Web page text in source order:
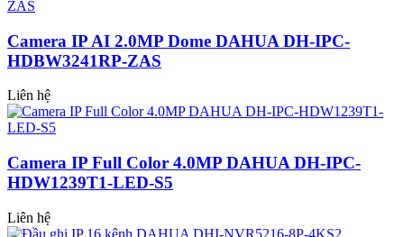
Camera IP AI 2.0MP Dome DAHUA DH-IPC-
HDBW3241RP-ZAS
Liên hệ
Camera IP Full Color 4.0MP DAHUA DH-IPC-
HDW1239T1-LED-S5
Liên hệ